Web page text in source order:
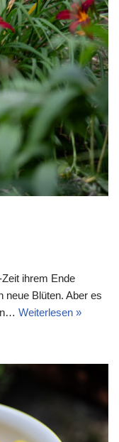
ihrem Ende
neue Blüten. Aber es
Weiterlesen »